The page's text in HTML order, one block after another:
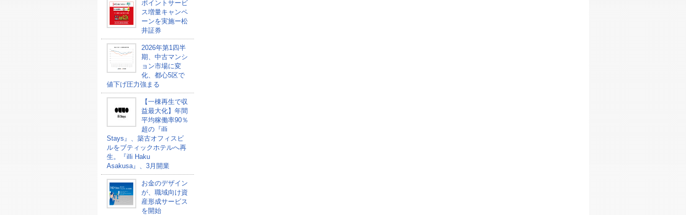
ポイントサービ
ス増量キャンペ
ーンを実施ー松
井証券
2026年第1四半
期、中古マンシ
ョン市場に変
化、都心5区で
値下げ圧力強まる
【一棟再生で収
益最大化】年間
平均稼働率90％
超の『illi
Stays』、築古オフィスビ
ルをブティックホテルへ再
生。『illi Haku
Asakusa』、3月開業
お金のデザイン
が、職域向け資
産形成サービス
を開始